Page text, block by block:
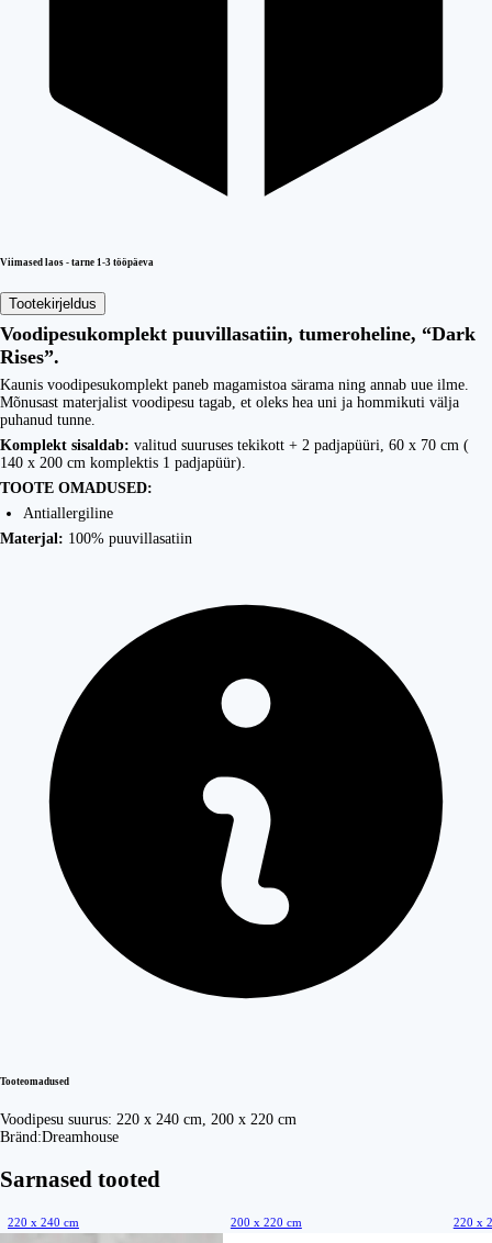
Viimased laos - tarne 1-3 tööpäeva
Tootekirjeldus
Voodipesukomplekt puuvillasatiin, tumeroheline, “Dark
Rises”.
Kaunis voodipesukomplekt paneb magamistoa särama ning annab uue ilme.
Mõnusast materjalist voodipesu tagab, et oleks hea uni ja hommikuti välja
puhanud tunne.
Komplekt sisaldab: valitud suuruses tekikott + 2 padjapüüri, 60 x 70 cm (
140 x 200 cm komplektis 1 padjapüür).
TOOTE OMADUSED:
Antiallergiline
Materjal: 100% puuvillasatiin
Tooteomadused
Voodipesu suurus: 220 x 240 cm, 200 x 220 cm
Bränd:Dreamhouse
Sarnased tooted
220 x 240 cm 200 x 220 cm 220 x